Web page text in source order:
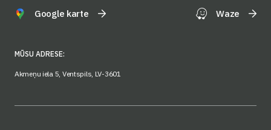
Google karte Waze
MŪSU ADRESE:
Akmeņu iela 5, Ventspils, LV-3601